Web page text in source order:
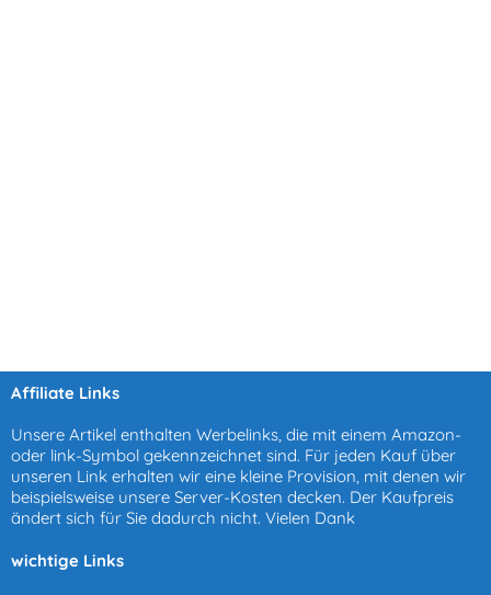
Affiliate Links
Unsere Artikel enthalten Werbelinks, die mit einem Amazon-
oder link-Symbol gekennzeichnet sind. Für jeden Kauf über
unseren Link erhalten wir eine kleine Provision, mit denen wir
beispielsweise unsere Server-Kosten decken. Der Kaufpreis
ändert sich für Sie dadurch nicht. Vielen Dank
wichtige Links